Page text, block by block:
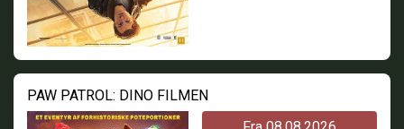
PAW PATROL: DINO FILMEN